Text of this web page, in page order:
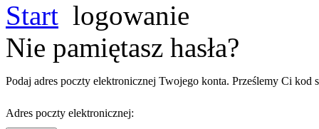
Start logowanie
Nie pamiętasz hasła?
Podaj adres poczty elektronicznej Twojego konta. Prześlemy Ci
Adres poczty elektronicznej: